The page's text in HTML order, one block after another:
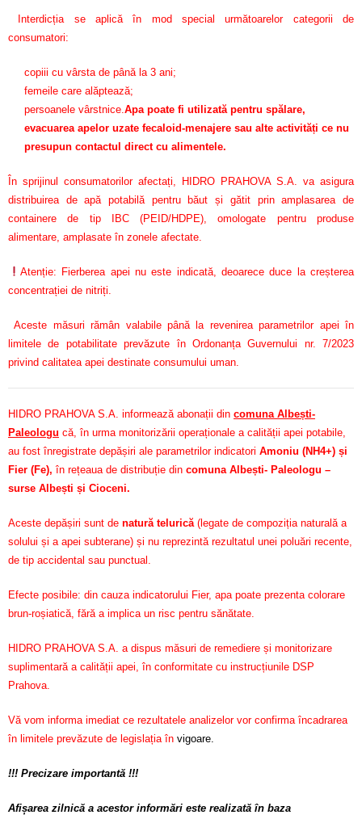
Interdicția se aplică în mod special următoarelor categorii de
consumatori:
copiii cu vârsta de până la 3 ani;
femeile care alăptează;
persoanele vârstnice.Apa poate fi utilizată pentru spălare,
evacuarea apelor uzate fecaloid-menajere sau alte activități ce nu
presupun contactul direct cu alimentele.
În sprijinul consumatorilor afectați, HIDRO PRAHOVA S.A. va asigura
distribuirea de apă potabilă pentru băut și gătit prin amplasarea de
containere de tip IBC (PEID/HDPE), omologate pentru produse
alimentare, amplasate în zonele afectate.
Atenție: Fierberea apei nu este indicată, deoarece duce la creșterea
concentrației de nitriți.
Aceste măsuri rămân valabile până la revenirea parametrilor apei în
limitele de potabilitate prevăzute în Ordonanța Guvernului nr. 7/2023
privind calitatea apei destinate consumului uman.
HIDRO PRAHOVA S.A. informează abonații din comuna Albești-
Paleologu că, în urma monitorizării operaționale a calității apei potabile,
au fost înregistrate depășiri ale parametrilor indicatori Amoniu (NH4+) și
Fier (Fe), în rețeaua de distribuție din comuna Albești- Paleologu –
surse Albești și Cioceni.
Aceste depășiri sunt de natură telurică (legate de compoziția naturală a
solului și a apei subterane) și nu reprezintă rezultatul unei poluări recente,
de tip accidental sau punctual.
Efecte posibile: din cauza indicatorului Fier, apa poate prezenta colorare
brun-roșiatică, fără a implica un risc pentru sănătate.
HIDRO PRAHOVA S.A. a dispus măsuri de remediere și monitorizare
suplimentară a calității apei, în conformitate cu instrucțiunile DSP
Prahova.
Vă vom informa imediat ce rezultatele analizelor vor confirma încadrarea
în limitele prevăzute de legislația în vigoare.
!!! Precizare importantă !!!
Afișarea zilnică a acestor informări este realizată în baza